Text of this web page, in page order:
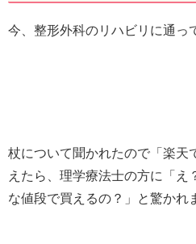
今、整形外科のリハビリに通っ
杖について聞かれたので「楽天
えたら、理学療法士の方に「え
な値段で買えるの？」と驚かれ